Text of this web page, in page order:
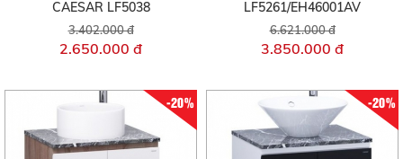
CAESAR LF5038
3.402.000 đ
2.650.000 đ
LF5261/EH46001AV
6.621.000 đ
3.850.000 đ
-20% -20%